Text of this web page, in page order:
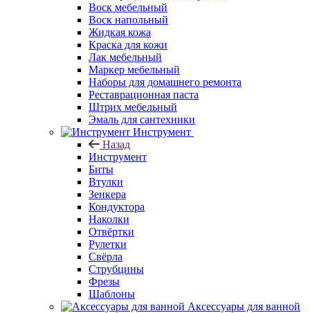
Воск мебельный
Воск напольный
Жидкая кожа
Краска для кожи
Лак мебельный
Маркер мебельный
Наборы для домашнего ремонта
Реставрационная паста
Штрих мебельный
Эмаль для сантехники
Инструмент
Назад
Инструмент
Биты
Втулки
Зенкера
Кондуктора
Наколки
Отвёртки
Рулетки
Свёрла
Струбцины
Фрезы
Шаблоны
Аксессуары для ванной